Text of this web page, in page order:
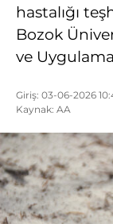
hastalığı
Bozok
ve
Giriş: 03-06-2026
Kaynak: AA